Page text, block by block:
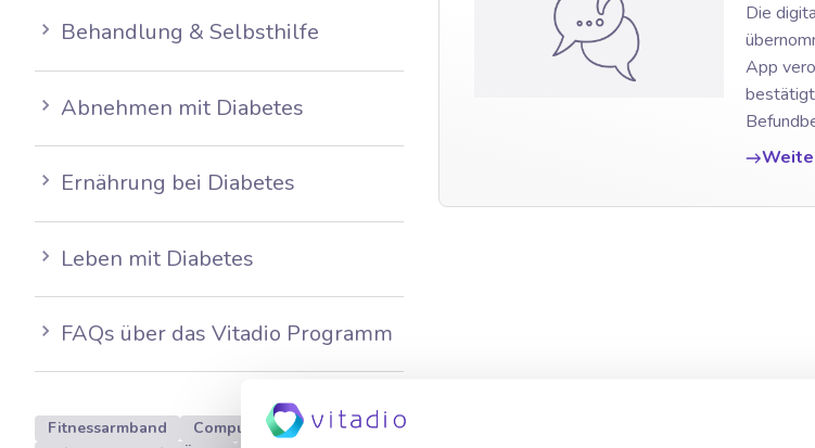
Behandlung & Selbsthilfe
Abnehmen mit Diabetes
Ernährung bei Diabetes
Leben mit Diabetes
FAQs über das Vitadio Programm
Fitnessarmband Computer
Datenschutz
Die
App
bestätigt